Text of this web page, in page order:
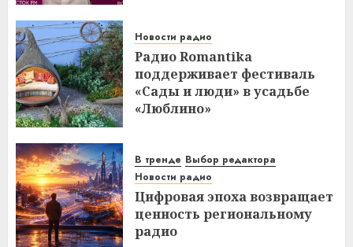
Новости радио
Радио Romantika
поддерживает фестиваль
«Сады и люди» в усадьбе
«Люблино»
В тренде Выбор редактора
Новости радио
Цифровая эпоха возвращает
ценность региональному
радио